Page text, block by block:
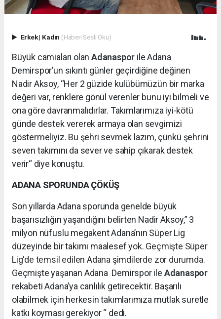
Erkek| Kadın (Haberi Sesli Oku)
Büyük camiaları olan Adanaspor ile Adana
Demirspor’un sıkıntı günler geçirdiğine değinen
Nadir Aksoy, “Her 2 güzide kulübümüzün bir marka
değeri var, renklere gönül verenler bunu iyi bilmeli ve
ona göre davranmalıdırlar. Takımlarımıza iyi-kötü
günde destek vererek armaya olan sevgimizi
göstermeliyiz. Bu şehri sevmek lazım, çünkü şehrini
seven takımını da sever ve sahip çıkarak destek
verir“ diye konuştu.
ADANA SPORUNDA ÇÖKÜŞ
Son yıllarda Adana sporunda genelde büyük
başarısızlığın yaşandığını belirten Nadir Aksoy,” 3
milyon nüfuslu megakent Adana’nın Süper Lig
düzeyinde bir takımı maalesef yok. Geçmişte Süper
Lig'de temsil edilen Adana şimdilerde zor durumda.
Geçmişte yaşanan Adana Demirspor ile Adanaspor
rekabeti Adana’ya canlılık getirecektir. Başarılı
olabilmek için herkesin takımlarımıza mutlak suretle
katkı koyması gerekiyor “ dedi.